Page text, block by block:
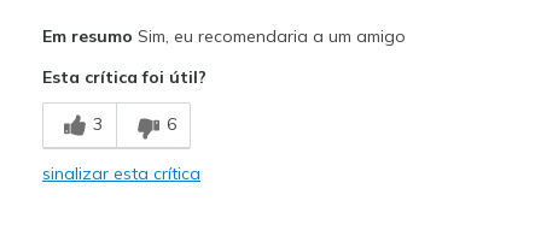
Breathe Well
Comfortable
Em resumo Sim, eu recomendaria a um amigo
Esta crítica foi útil?
3 6
sinalizar esta crítica